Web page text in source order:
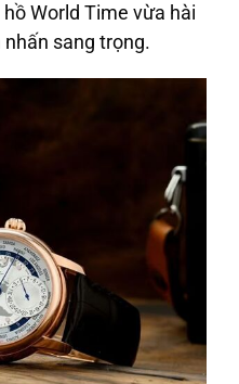
World Time vừa hài
sang trọng.